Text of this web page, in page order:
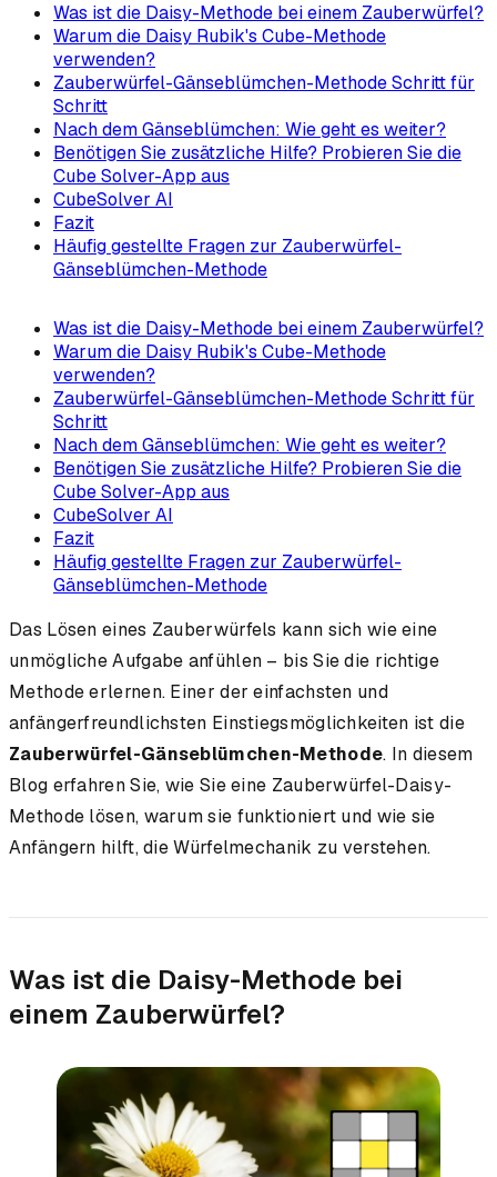
Was ist die Daisy-Methode bei einem Zauberwürfel?
Warum die Daisy Rubik's Cube-Methode
verwenden?
Zauberwürfel-Gänseblümchen-Methode Schritt für
Schritt
Nach dem Gänseblümchen: Wie geht es weiter?
Benötigen Sie zusätzliche Hilfe? Probieren Sie die
Cube Solver-App aus
CubeSolver AI
Fazit
Häufig gestellte Fragen zur Zauberwürfel-
Gänseblümchen-Methode
Was ist die Daisy-Methode bei einem Zauberwürfel?
Warum die Daisy Rubik's Cube-Methode
verwenden?
Zauberwürfel-Gänseblümchen-Methode Schritt für
Schritt
Nach dem Gänseblümchen: Wie geht es weiter?
Benötigen Sie zusätzliche Hilfe? Probieren Sie die
Cube Solver-App aus
CubeSolver AI
Fazit
Häufig gestellte Fragen zur Zauberwürfel-
Gänseblümchen-Methode
Das Lösen eines Zauberwürfels kann sich wie eine
unmögliche Aufgabe anfühlen – bis Sie die richtige
Methode erlernen. Einer der einfachsten und
anfängerfreundlichsten Einstiegsmöglichkeiten ist die
Zauberwürfel-Gänseblümchen-Methode. In diesem
Blog erfahren Sie, wie Sie eine Zauberwürfel-Daisy-
Methode lösen, warum sie funktioniert und wie sie
Anfängern hilft, die Würfelmechanik zu verstehen.
Was ist die Daisy-Methode bei
einem Zauberwürfel?